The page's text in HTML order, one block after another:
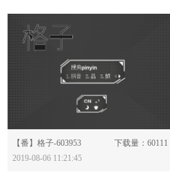
分享：
【番】格子-603953
下载量：60111
2019-08-06 11:21:45